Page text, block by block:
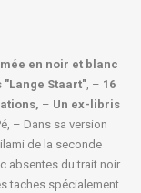
en noir et blanc
"Lange Staart", – 16
– Un ex-libris
– Dans sa version
de la seconde
absentes du trait noir
taches spécialement